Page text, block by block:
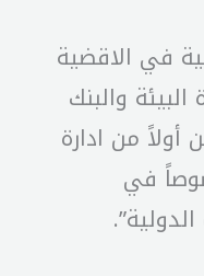
في الاقضية
والبنك
من ادارة
في